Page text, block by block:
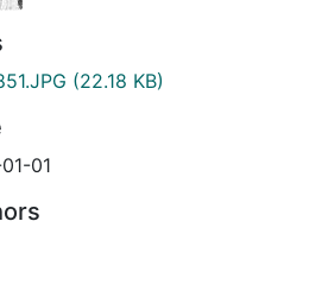
(22.18 KB)
01